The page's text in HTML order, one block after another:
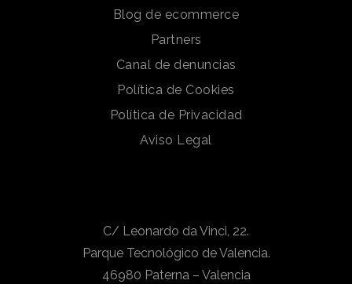
Blog de ecommerce
Partners
Canal de denuncias
Política de Cookies
Política de Privacidad
Aviso Legal
C/ Leonardo da Vinci, 22.
Parque Tecnológico de Valencia.
46980 Paterna – Valencia